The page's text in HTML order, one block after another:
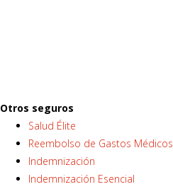
Otros seguros
Salud Élite
Reembolso de Gastos Médicos
Indemnización
Indemnización Esencial